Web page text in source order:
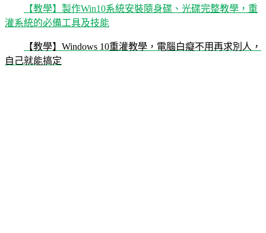
【教學】製作Win10系統安裝隨身碟、光碟完整教學，重
灌系統的必備工具及技能
【教學】 Windows 10重灌教學，電腦白癡不用再求別人，
自己就能搞定